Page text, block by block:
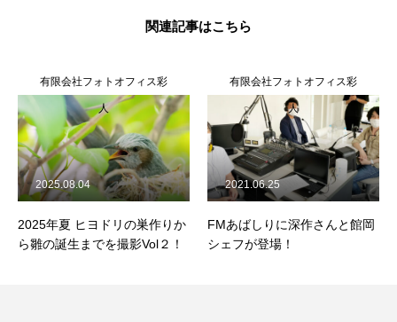
関連記事はこちら
有限会社フォトオフィス彩
人
2025年夏 ヒヨドリの巣作りか
ら雛の誕生までを撮影Vol２！
2025.08.04
有限会社フォトオフィス彩
人
FMあばしりに深作さんと館岡
シェフが登場！
2021.06.25